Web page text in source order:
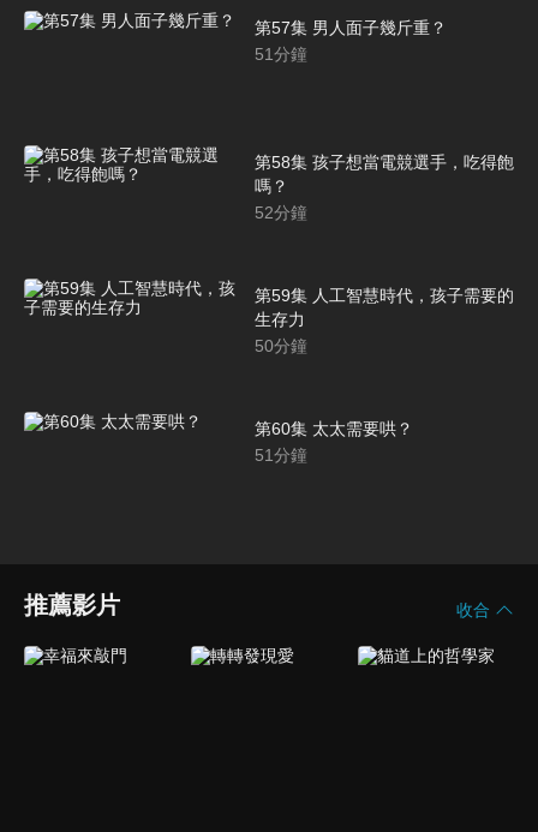
第57集 男人面子幾斤重？
51分鐘
第58集 孩子想當電競選手，吃得飽
嗎？
52分鐘
第59集 人工智慧時代，孩子需要的
生存力
50分鐘
第60集 太太需要哄？
51分鐘
推薦影片 收合